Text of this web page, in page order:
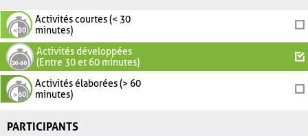
Activités courtes (< 30
minutes)
Activités développées
(Entre 30 et 60 minutes)
Activités élaborées (> 60
minutes)
PARTICIPANTS